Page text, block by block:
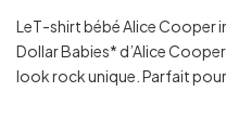
LeT-shirt bébé Alice Cooper
Dollar Babies* d’Alice
look rock unique. Parfait pour